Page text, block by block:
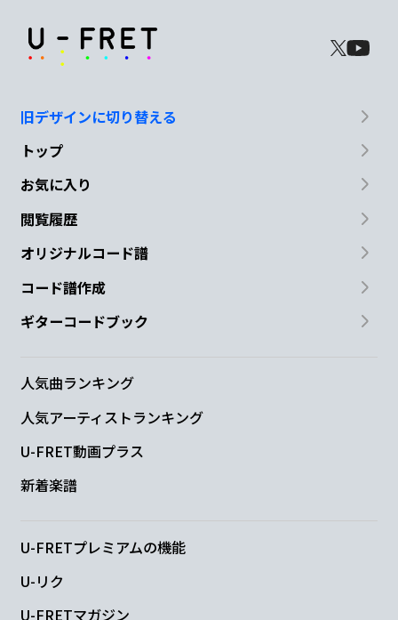
旧デザインに切り替える
トップ
お気に入り
閲覧履歴
オリジナルコード譜
コード譜作成
ギターコードブック
人気曲ランキング
人気アーティストランキング
U-FRET動画プラス
新着楽譜
U-FRETプレミアムの機能
U-リク
U-FRETマガジン